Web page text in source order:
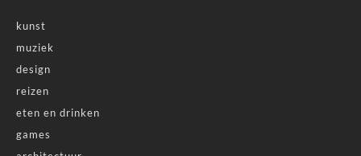
kunst
muziek
design
reizen
eten en drinken
games